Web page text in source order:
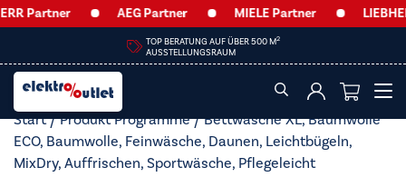
Partner AEG Partner MIELE Partner
TOP BERATUNG AUF ÜBER 500 M2
AUSSTELLUNGSRAUM
Start/ Produkt Programme / Bettwäsche XL, Baumwolle
ECO, Baumwolle, Feinwäsche, Daunen, Leichtbügeln,
MixDry, Auffrischen, Sportwäsche, Pflegeleicht